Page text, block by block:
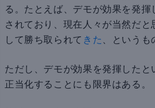
る。たとえば、デモが効果を発揮
されており、現在人々が当然だと
して勝ち取られて きた 、というも
ただし、デモが効果を発揮したと
正当化することにも限界はある。